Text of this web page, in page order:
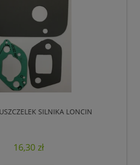
SILNIKA LONCIN
16,30 zł